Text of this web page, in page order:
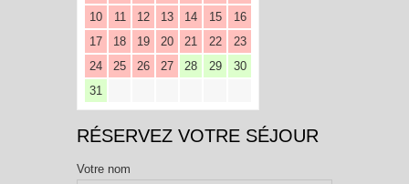
10
11 12 13 14 15
16
17
18 19 20 21 22
23
24
25 26 27 28 29
30
31
RÉSERVEZ VOTRE SÉJOUR
Votre nom